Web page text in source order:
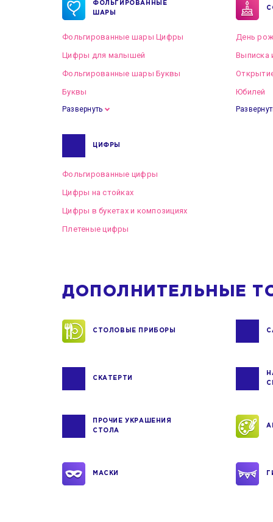
ФОЛЬГИРОВАННЫЕ
ШАРЫ
Фольгированные шары Цифры
Цифры для малышей
Фольгированные шары Буквы
Буквы
Развернуть
День
Выписка
Юбилей
ЦИФРЫ
Фольгированные цифры
Цифры на стойках
Цифры в букетах и композициях
Плетеные цифры
ДОПОЛНИТЕЛЬНЫЕ
СТОЛОВЫЕ ПРИБОРЫ
СКАТЕРТИ
ПРОЧИЕ УКРАШЕНИЯ
СТОЛА
МАСКИ